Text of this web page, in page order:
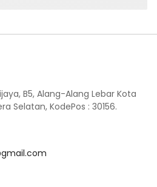
B5, Alang-Alang Lebar Kota
Selatan, KodePos : 30156.